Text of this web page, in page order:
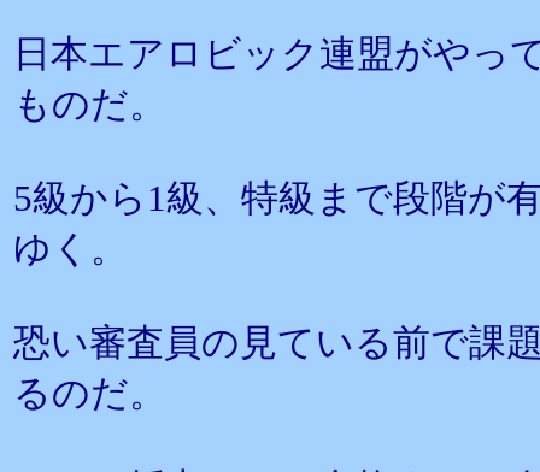
日本エアロビック連盟がやっ
ものだ。
5級から1級、特級まで段階が
ゆく。
恐い審査員の見ている前で課
るのだ。